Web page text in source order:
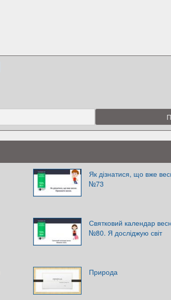
Як дізнатися, що вже
№73
Святковий календар
№80. Я досліджую світ
Природа